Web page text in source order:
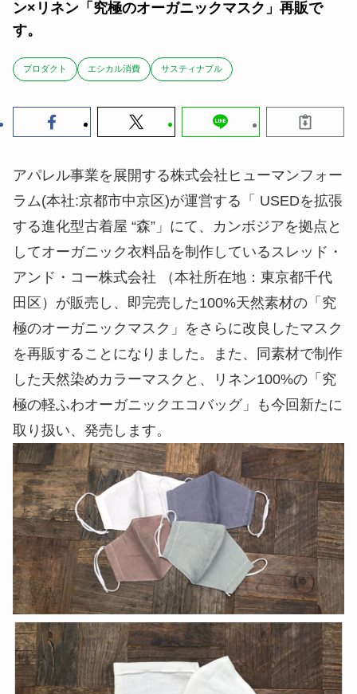
ン×リネン「究極のオーガニックマスク」再販で
す。
ブロダクト エシカル消費 サスティナブル
アパレル事業を展開する株式会社ヒューマンフォー
ラム(本社:京都市中京区)が運営する「 USEDを拡張
する進化型古着屋 “森”」にて、カンボジアを拠点と
してオーガニック衣料品を制作しているスレッド・
アンド・コー株式会社 （本社所在地：東京都千代
田区）が販売し、即完売した100%天然素材の「究
極のオーガニックマスク」をさらに改良したマスク
を再販することになりました。また、同素材で制作
した天然染めカラーマスクと、リネン100%の「究
極の軽ふわオーガニックエコバッグ」も今回新たに
取り扱い、発売します。